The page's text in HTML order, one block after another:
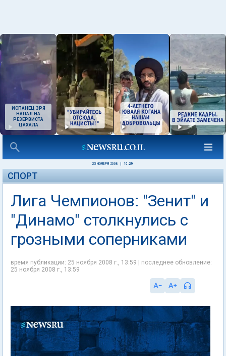
ИСПАНЕЦ ЗРЯ
НАПАЛ НА
РЕЗЕРВИСТА
ЦАХАЛА
25 НОЯБРЯ 2008 10:29
СПОРТ
Лига Чемпионов: "Зенит" и
"Динамо" столкнулись с
грозными соперниками
время публикации: 25 ноября 2008 г., 13:59 | последнее обновление:
25 ноября 2008 г., 13:59